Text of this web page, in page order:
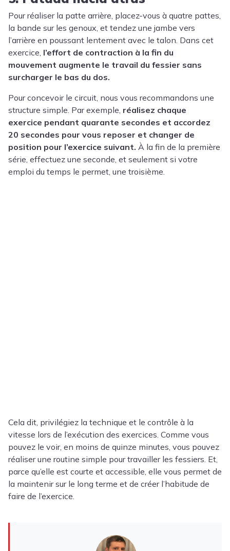
Pour réaliser la patte arrière, placez-vous à quatre pattes,
la bande sur les genoux, et tendez une jambe vers
l’arrière en poussant lentement avec le talon. Dans cet
exercice, l’effort de contraction à la fin du
mouvement augmente le travail du fessier sans
surcharger le bas du dos.
Pour concevoir le circuit, nous vous recommandons une
structure simple. Par exemple, réalisez chaque
exercice pendant quarante secondes et accordez
20 secondes pour vous reposer et changer de
position pour l’exercice suivant. À la fin de la première
série, effectuez une seconde, et seulement si votre
emploi du temps le permet, une troisième.
Cela dit, privilégiez la technique et le contrôle à la
vitesse lors de l’exécution des exercices. Comme vous
pouvez le voir, en moins de quinze minutes, vous pouvez
réaliser une routine simple pour travailler les fessiers. Et,
parce qu’elle est courte et accessible, elle vous permet de
la maintenir sur le long terme et de créer l’habitude de
faire de l’exercice.